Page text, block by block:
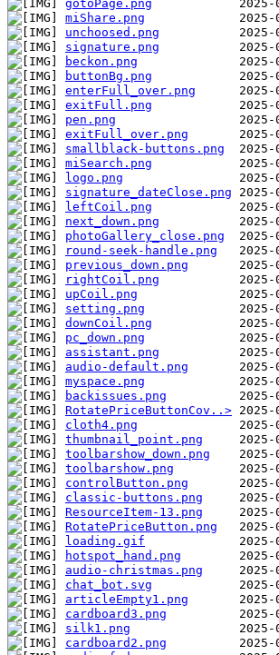
gotoPage.png
miShare.png
unchoosed.png
signature.png
beckon.png
buttonBg.png
enterFull_over.png
exitFull.png
pen.png
exitFull_over.png
smallblack-buttons.png
miSearch.png
logo.png
signature_dateClose.png
leftCoil.png
next_down.png
photoGallery_close.png
round-seek-handle.png
previous_down.png
rightCoil.png
upCoil.png
setting.png
downCoil.png
pc_down.png
assistant.png
audio-default.png
myspace.png
backissues.png
RotatePriceButtonCov..>
cloth4.png
thumbnail_point.png
toolbarshow_down.png
toolbarshow.png
controlButton.png
classic-buttons.png
ResourceItem-13.png
RotatePriceButton.png
loading.gif
hotspot_hand.png
audio-christmas.png
chat_bot.svg
articleEmpty1.png
cardboard3.png
silk1.png
cardboard2.png